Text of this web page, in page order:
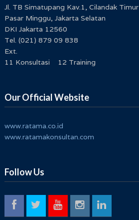
Jl. TB Simatupang Kav.1, Cilandak Timur
Pasar Minggu, Jakarta Selatan
DKI Jakarta 12560
Tel. (021) 879 09 838
Ext.
11 Konsultasi 12 Training
Our Official Website
www.ratama.co.id
www.ratamakonsultan.com
Follow Us